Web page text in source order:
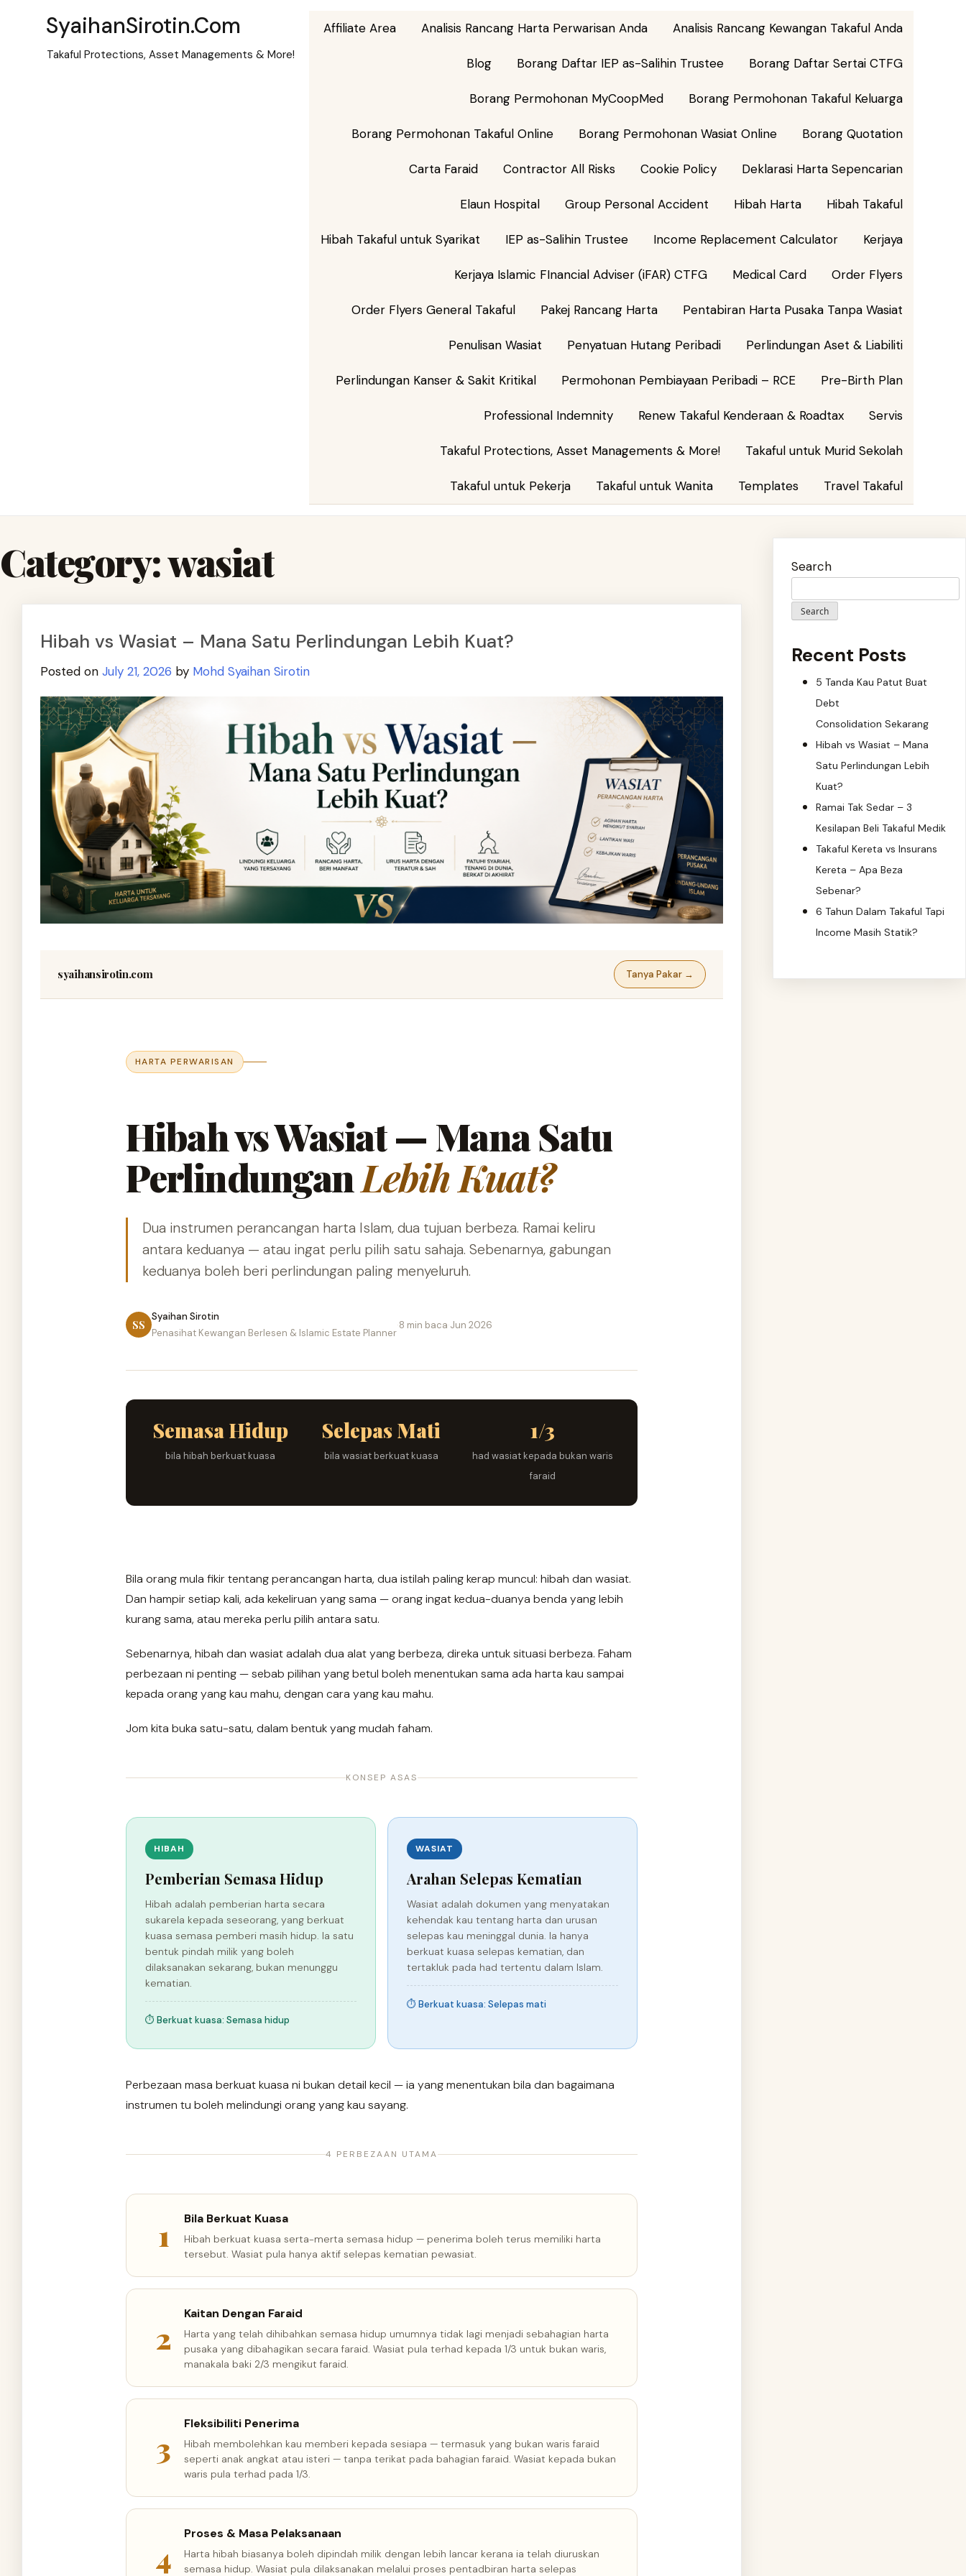
SyaihanSirotin.com
Takaful Protections, Asset Managements & More!
Affiliate Area Analisis Rancang Harta Perwarisan Anda Analisis Rancang Kewangan Takaful Anda
Blog Borang Daftar IEP as-Salihin Trustee Borang Daftar Sertai CTFG
Borang Permohonan MyCoopMed Borang Permohonan Takaful Keluarga
Borang Permohonan Takaful Online Borang Permohonan Wasiat Online Borang Quotation
Carta Faraid Contractor All Risks Cookie Policy Deklarasi Harta Sepencarian
Elaun Hospital Group Personal Accident Hibah Harta Hibah Takaful
Hibah Takaful untuk Syarikat IEP as-Salihin Trustee Income Replacement Calculator Kerjaya
Kerjaya Islamic FInancial Adviser (iFAR) CTFG Medical Card Order Flyers
Order Flyers General Takaful Pakej Rancang Harta Pentabiran Harta Pusaka Tanpa Wasiat
Penulisan Wasiat Penyatuan Hutang Peribadi Perlindungan Aset & Liabiliti
Perlindungan Kanser & Sakit Kritikal Permohonan Pembiayaan Peribadi – RCE Pre-Birth Plan
Professional Indemnity Renew Takaful Kenderaan & Roadtax Servis
Takaful Protections, Asset Managements & More! Takaful untuk Murid Sekolah
Takaful untuk Pekerja Takaful untuk Wanita Templates Travel Takaful
Category:wasiat
Hibah vs Wasiat – Mana Satu Perlindungan Lebih Kuat?
Posted on July 21, 2026 by Mohd Syaihan Sirotin
syaihansirotin.com Tanya Pakar →
HARTA PERWARISAN
Hibah vs Wasiat — Mana Satu
PerlindunganLebih Kuat?
Dua instrumen perancangan harta Islam, dua tujuan berbeza. Ramai keliru
antara keduanya — atau ingat perlu pilih satu sahaja. Sebenarnya, gabungan
keduanya boleh beri perlindungan paling menyeluruh.
SS
Syaihan Sirotin
Penasihat Kewangan Berlesen & Islamic Estate Planner
·8 min baca·Jun 2026
Semasa Hidup
bila hibah berkuat kuasa
Selepas Mati
bila wasiat berkuat kuasa
1/3
had wasiat kepada bukan waris
faraid
Bila orang mula fikir tentang perancangan harta, dua istilah paling kerap muncul: hibah dan wasiat.
Dan hampir setiap kali, ada kekeliruan yang sama — orang ingat kedua-duanya benda yang lebih
kurang sama, atau mereka perlu pilih antara satu.
Sebenarnya, hibah dan wasiat adalah dua alat yang berbeza, direka untuk situasi berbeza. Faham
perbezaan ni penting — sebab pilihan yang betul boleh menentukan sama ada harta kau sampai
kepada orang yang kau mahu, dengan cara yang kau mahu.
Jom kita buka satu-satu, dalam bentuk yang mudah faham.
KONSEP ASAS
HIBAH
Pemberian Semasa Hidup
Hibah adalah pemberian harta secara
sukarela kepada seseorang, yang berkuat
kuasa semasa pemberi masih hidup. Ia satu
bentuk pindah milik yang boleh
dilaksanakan sekarang, bukan menunggu
kematian.
⏱ Berkuat kuasa: Semasa hidup
WASIAT
Arahan Selepas Kematian
Wasiat adalah dokumen yang menyatakan
kehendak kau tentang harta dan urusan
selepas kau meninggal dunia. Ia hanya
berkuat kuasa selepas kematian, dan
tertakluk pada had tertentu dalam Islam.
⏱ Berkuat kuasa: Selepas mati
Perbezaan masa berkuat kuasa ni bukan detail kecil — ia yang menentukan bila dan bagaimana
instrumen tu boleh melindungi orang yang kau sayang.
4 PERBEZAAN UTAMA
1 Bila Berkuat Kuasa
Hibah berkuat kuasa serta-merta semasa hidup — penerima boleh terus memiliki harta
tersebut. Wasiat pula hanya aktif selepas kematian pewasiat.
2
Kaitan Dengan Faraid
Harta yang telah dihibahkan semasa hidup umumnya tidak lagi menjadi sebahagian harta
pusaka yang dibahagikan secara faraid. Wasiat pula terhad kepada 1/3 untuk bukan waris,
manakala baki 2/3 mengikut faraid.
3
Fleksibiliti Penerima
Hibah membolehkan kau memberi kepada sesiapa — termasuk yang bukan waris faraid
seperti anak angkat atau isteri — tanpa terikat pada bahagian faraid. Wasiat kepada bukan
waris pula terhad pada 1/3.
4
Proses & Masa Pelaksanaan
Harta hibah biasanya boleh dipindah milik dengan lebih lancar kerana ia telah diuruskan
semasa hidup. Wasiat pula dilaksanakan melalui proses pentadbiran harta selepas
Search
Search
Recent Posts
5 Tanda Kau Patut Buat
Debt
Consolidation Sekarang
Hibah vs Wasiat – Mana
Satu Perlindungan Lebih
Kuat?
Ramai Tak Sedar – 3
Kesilapan Beli Takaful Medik
Takaful Kereta vs Insurans
Kereta – Apa Beza
Sebenar?
6 Tahun Dalam Takaful Tapi
Income Masih Statik?